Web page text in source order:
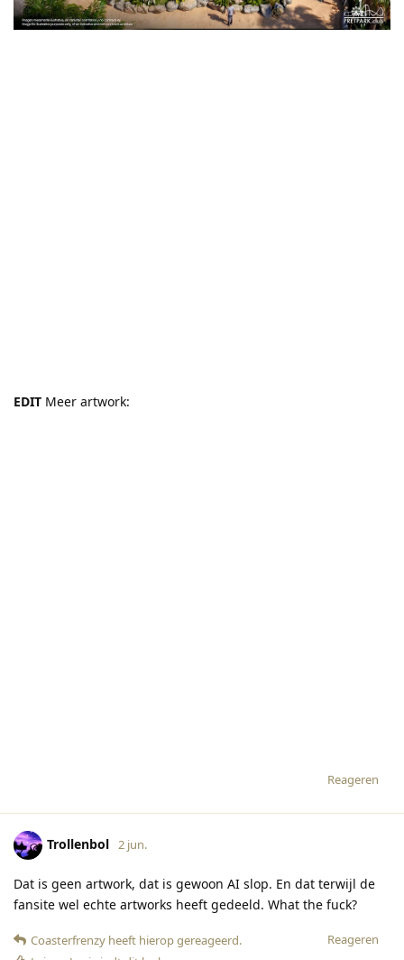
EDIT Meer artwork:
Reageren
Trollenbol 2 jun.
Dat is geen artwork, dat is gewoon AI slop. En dat terwijl de
fansite wel echte artworks heeft gedeeld. What the fuck?
Reageren
Coasterfrenzy heeft hierop gereageerd.